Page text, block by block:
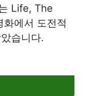
Life, The
에서 도전적
습니다.